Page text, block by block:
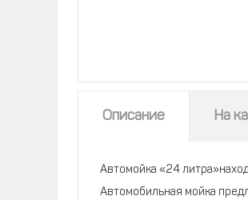
Описание На
Автомойка «24
Автомобильная мойка